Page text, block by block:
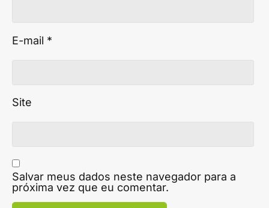
E-mail *
Site
Salvar meus dados neste navegador para a
próxima vez que eu comentar.